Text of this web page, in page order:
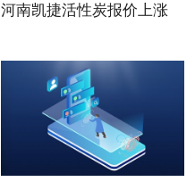
河南凯捷活性炭报价上涨